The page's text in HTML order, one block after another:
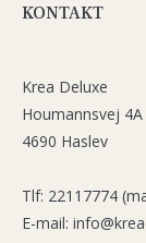
KONTAKT
Krea Deluxe
Houmannsvej 4A
4690 Haslev
Tlf: 22117774
E-mail: